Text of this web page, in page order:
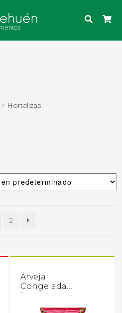
Hortalizas
2
Arveja
Congelada
Interagro